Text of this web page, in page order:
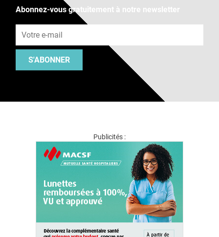
Abonnez-vous gratuitement à notre newsletter
S'ABONNER
Publicités :